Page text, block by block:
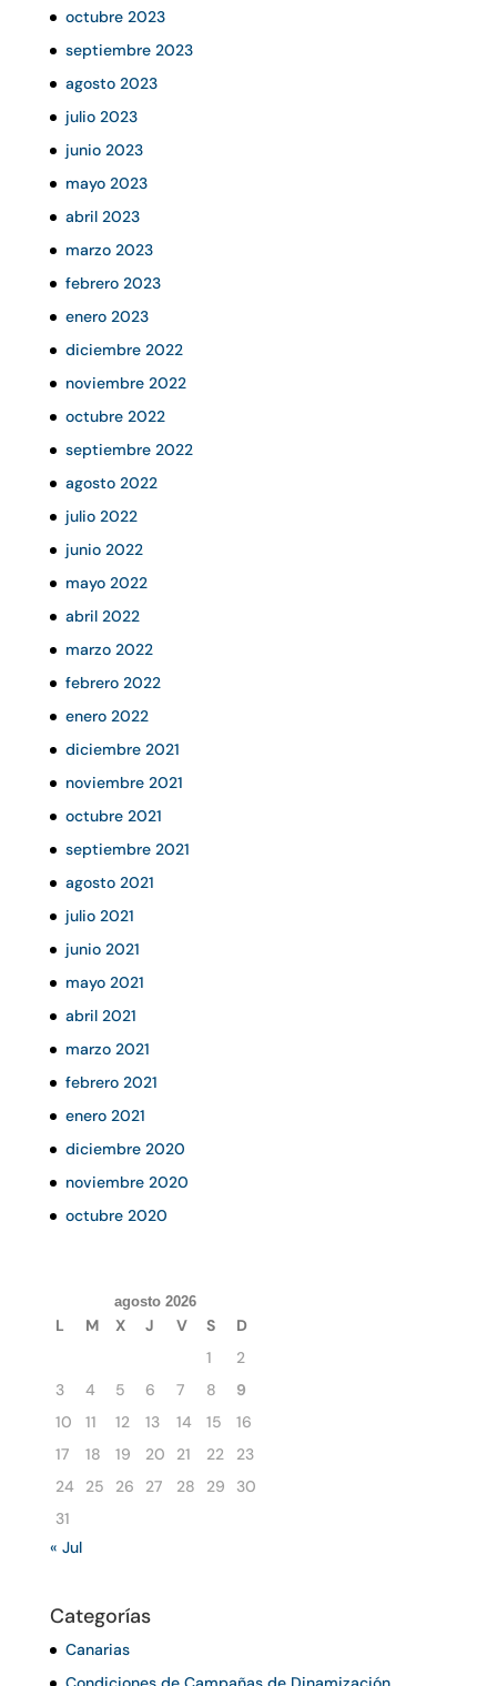
octubre 2023
septiembre 2023
agosto 2023
julio 2023
junio 2023
mayo 2023
abril 2023
marzo 2023
febrero 2023
enero 2023
diciembre 2022
noviembre 2022
octubre 2022
septiembre 2022
agosto 2022
julio 2022
junio 2022
mayo 2022
abril 2022
marzo 2022
febrero 2022
enero 2022
diciembre 2021
noviembre 2021
octubre 2021
septiembre 2021
agosto 2021
julio 2021
junio 2021
mayo 2021
abril 2021
marzo 2021
febrero 2021
enero 2021
diciembre 2020
noviembre 2020
octubre 2020
agosto 2026
L M X J V S
D
1
2
3
4 5 6 7 8
9
10
11 12 13 14 15
16
17
18 19 20 21 22
23
24
25 26 27 28 29
30
31
« Jul
Categorías
Canarias